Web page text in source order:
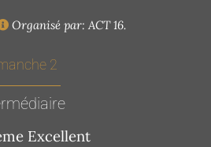
Organisé par: ACT 16.
2
Excellent